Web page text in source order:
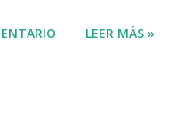
a la alcalcía de
LEER MÁS »